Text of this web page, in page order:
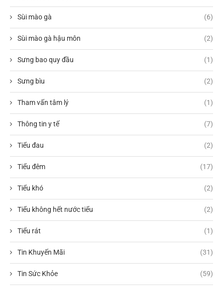
Sùi mào gà (6)
Sùi mào gà hậu môn (2)
Sưng bao quy đầu (1)
Sưng bìu (2)
Tham vấn tâm lý (1)
Thông tin y tế (7)
Tiểu đau (2)
Tiểu đêm (17)
Tiểu khó (2)
Tiểu không hết nước tiểu (2)
Tiểu rát (1)
Tin Khuyến Mãi (31)
Tin Sức Khỏe (59)